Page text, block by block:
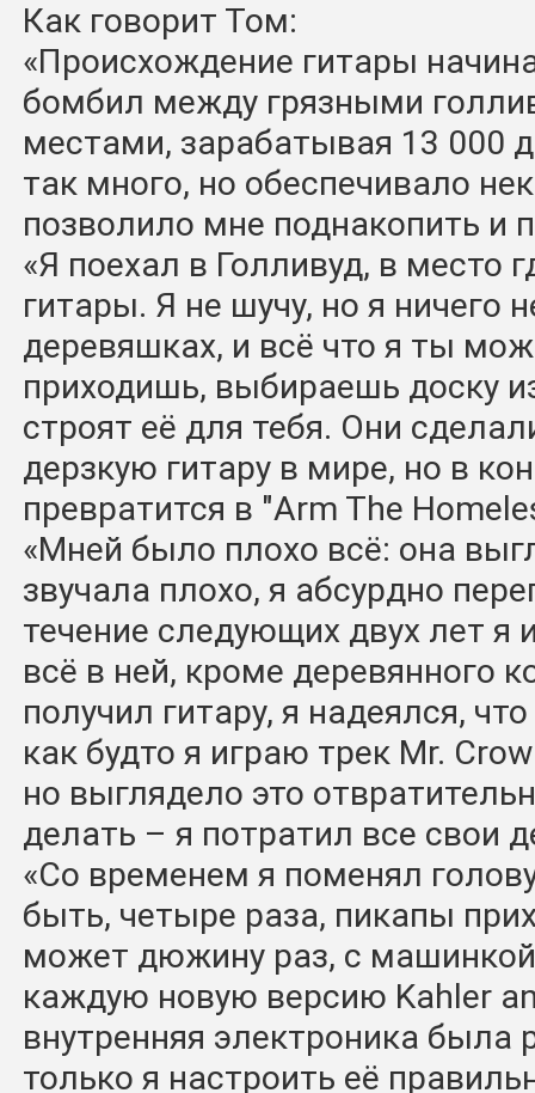
Как говорит Том:
«Происхождение гитары
бомбил между грязными
местами, зарабатывая 13 000
так много, но обеспечивало
позволило мне поднакопить и
«Я поехал в Голливуд, в место
гитары. Я не шучу, но я ничего
деревяшках, и всё что я ты
приходишь, выбираешь доску
строят её для тебя. Они
дерзкую гитару в мире, но в
превратится в "Arm The
«Мней было плохо всё: она
звучала плохо, я абсурдно
течение следующих двух лет я
всё в ней, кроме деревянного
получил гитару, я надеялся,
как будто я играю трек Mr.
но выглядело это
делать – я потратил все свои
«Со временем я поменял
быть, четыре раза, пикапы
может дюжину раз, с
каждую новую версию Kahler
внутренняя электроника была
только я настроить её